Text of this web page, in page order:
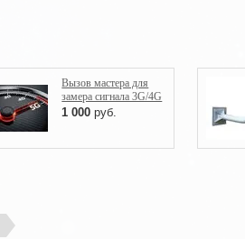
Вызов мастера для
замера сигнала 3G/4G
1 000 руб.